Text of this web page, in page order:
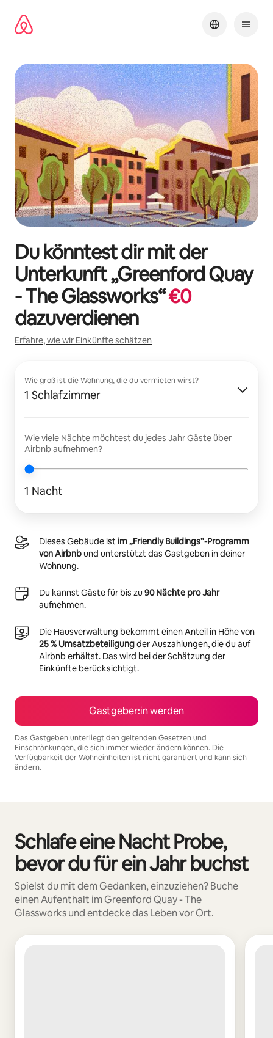
Inhalten
springen
Du könntest dir mit der
Unterkunft „Greenford Quay
- The Glassworks“€0
dazuverdienen
Erfahre, wie wir Einkünfte schätzen
Wie groß ist die Wohnung, die du vermieten wirst?
1 Schlafzimmer
Wie viele Nächte möchtest du jedes Jahr Gäste über
Airbnb aufnehmen?
1 Nacht
Dieses Gebäude istim „Friendly Buildings“-Programm
von Airbnbund unterstützt das Gastgeben in deiner
Wohnung.
Du kannst Gäste für bis zu 90 Nächte pro Jahr
aufnehmen.
Die Hausverwaltung bekommt einen Anteil in Höhe von
25 % Umsatzbeteiligungder Auszahlungen, die du auf
Airbnb erhältst. Das wird bei der Schätzung der
Einkünfte berücksichtigt.
Gastgeber:in werden
Das Gastgeben unterliegt den geltenden Gesetzen und
Einschränkungen, die sich immer wieder ändern können. Die
Verfügbarkeit der Wohneinheiten ist nicht garantiert und kann sich
ändern.
Schlafe eine Nacht Probe,
bevor du für ein Jahr buchst
Spielst du mit dem Gedanken, einzuziehen? Buche
einen Aufenthalt im Greenford Quay - The
Glassworks und entdecke das Leben vor Ort.
0 von 0 Artikeln